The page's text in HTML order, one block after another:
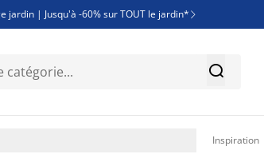
jardin | Jusqu'à -60% sur TOUT le jardin* 
les nouveautés de la collection 
Inspiration